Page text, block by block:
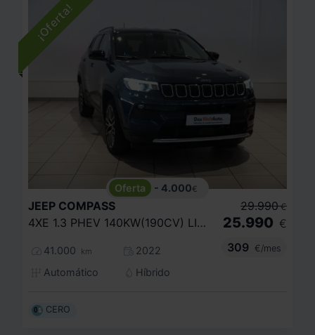
- 4.000€
JEEP COMPASS
4XE 1.3 PHEV 140KW(190CV) LIMITED AT AWD
41.000 km
2022
Automático
Híbrido
29.990 €
25.990 €
309
€/mes
CERO